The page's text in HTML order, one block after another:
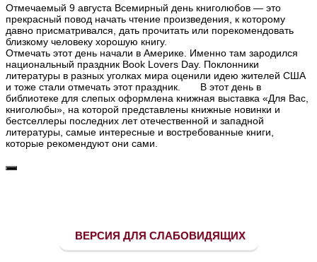
Отмечаемый 9 августа Всемирный день книголюбов — это
прекрасный повод начать чтение произведения, к которому
давно присматривался, дать прочитать или порекомендовать
близкому человеку хорошую книгу.
Отмечать этот день начали в Америке. Именно там зародился
национальный праздник Book Lovers Day. Поклонники
литературы в разных уголках мира оценили идею жителей США
и тоже стали отмечать этот праздник. В этот день в
библиотеке для слепых оформлена книжная выставка «Для Вас,
книголюбы», на которой представлены книжные новинки и
бестселлеры последних лет отечественной и западной
литературы, самые интересные и востребованные книги,
которые рекомендуют они сами.
ВЕРСИЯ ДЛЯ СЛАБОВИДЯЩИХ